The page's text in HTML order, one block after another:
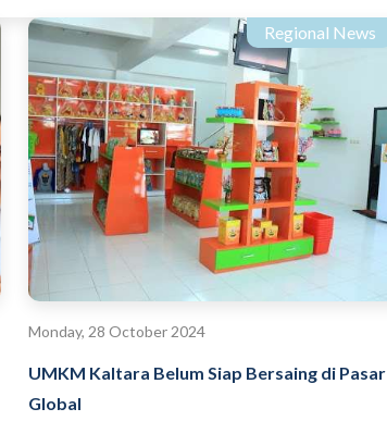
Regional News
Monday, 28 October 2024
UMKM Kaltara Belum Siap Bersaing di Pasar
Global